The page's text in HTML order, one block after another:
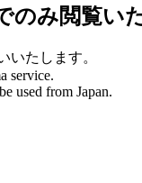
のみ閲覧い
いたします。
service.
used from Japan.